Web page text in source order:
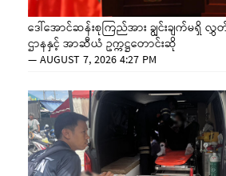
ဒေါ်အောင်ဆန်းစုကြည်အား ချွင်းချက်မရှိ လွှတ်ပ
ဌာနနှင့် အာဆီယံ ဥက္ကဋ္ဌတောင်းဆို
—AUGUST 7, 2026 4:27 PM